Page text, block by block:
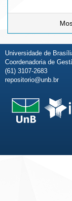
Universidade de
Coordenadoria de
(61) 3107-2683
repositorio@unb.br